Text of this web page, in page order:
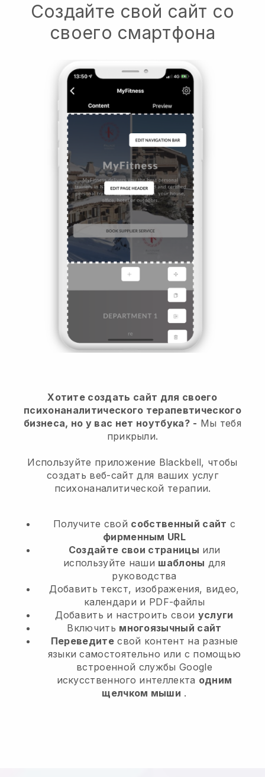
Создайте свой сайт со
своего смартфона
Хотите создать сайт для своего
психонаналитического терапевтического
бизнеса, но у вас нет ноутбука? - Мы тебя
прикрыли.
Используйте приложение Blackbell, чтобы
создать веб-сайт для ваших услуг
психонаналитической терапии.
Получите свой собственный сайт с
фирменным URL
Создайте свои страницы или
используйте наши шаблоны для
руководства
Добавить текст, изображения, видео,
календари и PDF-файлы
Добавить и настроить свои услуги
Включить многоязычный сайт
Переведитесвой контент на разные
языки самостоятельно или с помощью
встроенной службы Google
искусственного интеллекта одним
щелчком мыши .